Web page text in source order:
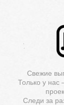
Свежие
Только у нас
Следи за